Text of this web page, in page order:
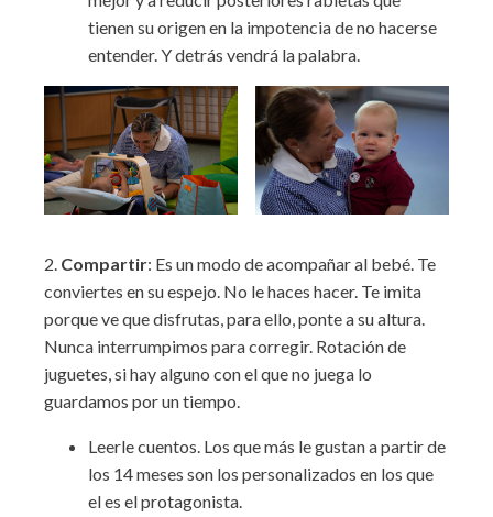
tienen su origen en la impotencia de no hacerse
entender. Y detrás vendrá la palabra.
2. Compartir: Es un modo de acompañar al bebé. Te
conviertes en su espejo. No le haces hacer. Te imita
porque ve que disfrutas, para ello, ponte a su altura.
Nunca interrumpimos para corregir. Rotación de
juguetes, si hay alguno con el que no juega lo
guardamos por un tiempo.
Leerle cuentos. Los que más le gustan a partir de
los 14 meses son los personalizados en los que
el es el protagonista.